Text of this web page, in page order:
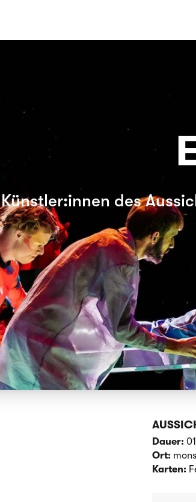
Künstler:innen des
Dauer:
Ort:
Karten: